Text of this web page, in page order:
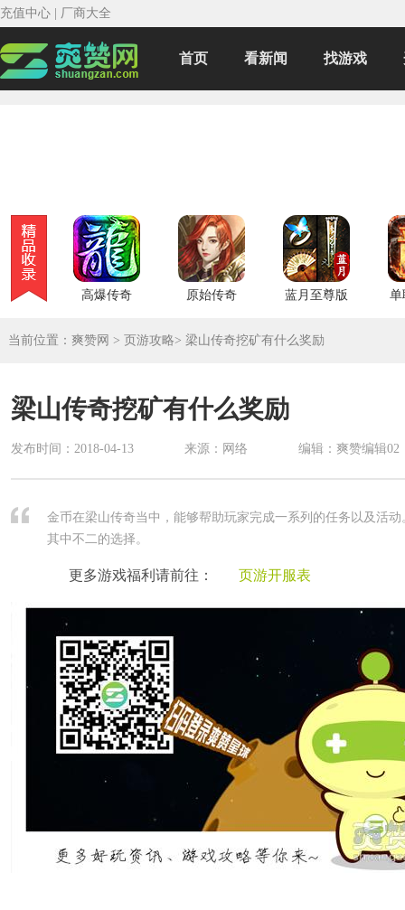
充值中心 厂商大全
首页 看新闻 找游戏
高爆传奇 原始传奇 蓝月至尊版 单
当前位置： 爽赞网 > 页游攻略> 梁山传奇挖矿有什么奖励
梁山传奇挖矿有什么奖励
发布时间： 2018-04-13 来源：网络 编辑：爽赞编辑02
金币在梁山传奇当中，能够帮助玩家完成一系列的任务以及活
其中不二的选择。
更多游戏福利请前往： 页游开服表